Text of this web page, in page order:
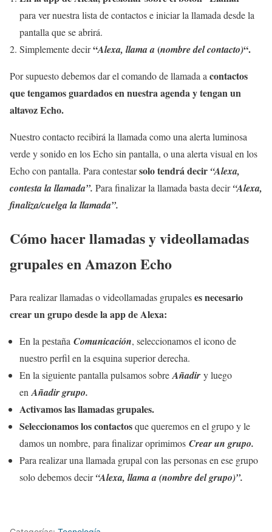
para ver nuestra lista de contactos e iniciar la llamada desde la
pantalla que se abrirá.
Simplemente decir“Alexa, llama a(nombre del contacto)“.
Por supuesto debemos dar el comando de llamada acontactos
que tengamos guardados en nuestra agenda y tengan un
altavoz Echo.
Nuestro contacto recibirá la llamada como una alerta luminosa
verde y sonido en los Echo sin pantalla, o una alerta visual en los
Echo con pantalla. Para contestarsolo tendrá decir “Alexa,
contesta la llamada”. Para finalizar la llamada basta decir “Alexa,
finaliza/cuelga la llamada”.
Cómo hacer llamadas y videollamadas
grupales en Amazon Echo
Para realizar llamadas o videollamadas grupaleses necesario
crear un grupo desde la app de Alexa:
En la pestaña Comunicación, seleccionamos el icono de
nuestro perfil en la esquina superior derecha.
En la siguiente pantalla pulsamos sobre Añadir y luego
enAñadir grupo.
Activamos las llamadas grupales.
Seleccionamos los contactosque queremos en el grupo y le
damos un nombre, para finalizar oprimimos Crear un grupo.
Para realizar una llamada grupal con las personas en ese grupo
solo debemos decir“Alexa, llama a (nombre del grupo)”.